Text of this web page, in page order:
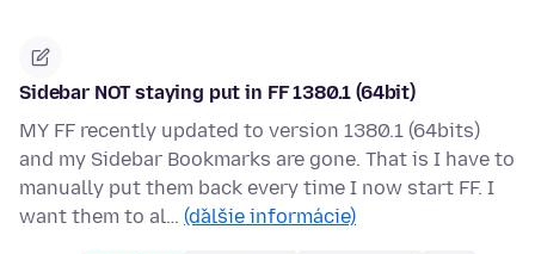
Sidebar NOT staying put in FF 1380.1 (64bit)
MY FF recently updated to version 1380.1 (64bits)
and my Sidebar Bookmarks are gone. That is I have to
manually put them back every time I now start FF. I
want them to al… (ďalšie informácie)